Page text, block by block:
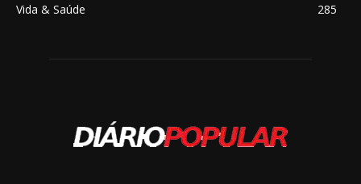
Vida & Saúde
285